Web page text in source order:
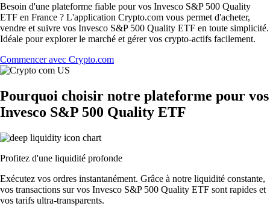
Besoin d'une plateforme fiable pour vos Invesco S&P 500 Quality
ETF en France ? L'application Crypto.com vous permet d'acheter,
vendre et suivre vos Invesco S&P 500 Quality ETF en toute simplicité.
Idéale pour explorer le marché et gérer vos crypto-actifs facilement.
Commencer avec Crypto.com
Pourquoi choisir notre plateforme pour vos
Invesco S&P 500 Quality ETF
Profitez d'une liquidité profonde
Exécutez vos ordres instantanément. Grâce à notre liquidité constante,
vos transactions sur vos Invesco S&P 500 Quality ETF sont rapides et
vos tarifs ultra-transparents.